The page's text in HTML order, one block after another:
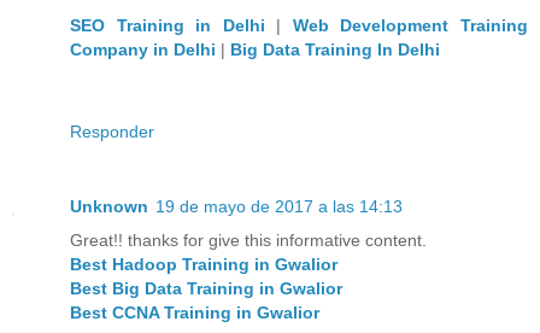
SEO Training in Delhi | Web Development Training
Company in Delhi | Big Data Training In Delhi
Responder
Unknown 19 de mayo de 2017 a las 14:13
Great!! thanks for give this informative content.
Best Hadoop Training in Gwalior
Best Big Data Training in Gwalior
Best CCNA Training in Gwalior